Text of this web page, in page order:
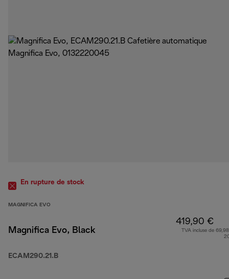
En rupture de stock
MAGNIFICA EVO
Magnifica Evo, Black
ECAM290.21.B
419,90 €
TVA incluse de